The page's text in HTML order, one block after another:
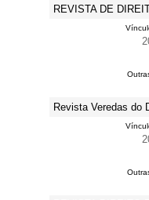
REVISTA DE
Revista Veredas do